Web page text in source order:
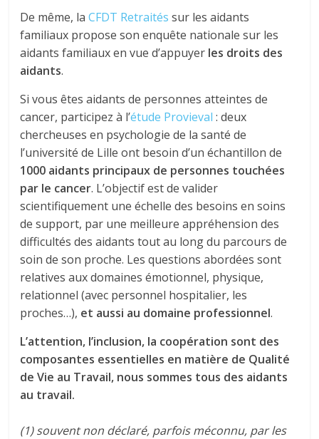
De même, laCFDT Retraités sur les aidants
familiaux propose son enquête nationale sur les
aidants familiaux en vue d’appuyer les droits des
aidants.
Si vous êtes aidants de personnes atteintes de
cancer, participez à l’étude Provieval : deux
chercheuses en psychologie de la santé de
l’université de Lille ont besoin d’un échantillon de
1000 aidants principaux de personnes touchées
par le cancer. L’objectif est de valider
scientifiquement une échelle des besoins en soins
de support, par une meilleure appréhension des
difficultés des aidants tout au long du parcours de
soin de son proche. Les questions abordées sont
relatives aux domaines émotionnel, physique,
relationnel (avec personnel hospitalier, les
proches…), et aussi au domaine professionnel.
L’attention, l’inclusion, la coopération sont des
composantes essentielles en matière de Qualité
de Vie au Travail, nous sommes tous des aidants
au travail.
(1) souvent non déclaré, parfois méconnu, par les